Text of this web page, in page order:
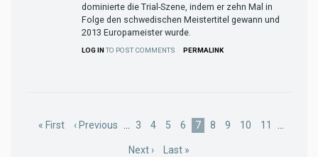
dominierte die Trial-Szene, indem er zehn Mal in
Folge den schwedischen Meistertitel gewann und
2013 Europameister wurde.
LOG IN TO POST COMMENTS PERMALINK
First
« First
Previous
‹ Previous Page
3 Page
4 Page
5 Page
6
Current
7 Page
8 Page
9 Page
10 Page
11
Next
Next ›
Last
Last »